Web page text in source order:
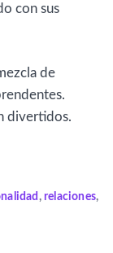
con sus
de
divertidos.
,relaciones,